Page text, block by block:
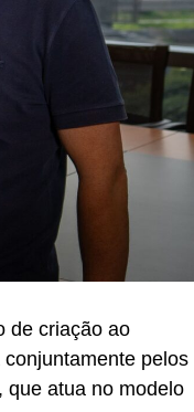
de criação ao
pelos
que atua no modelo